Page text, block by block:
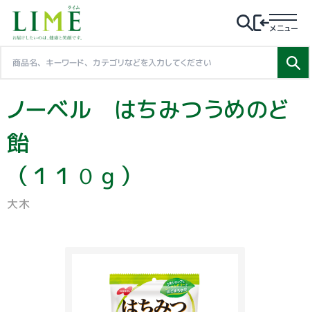
メニュー
ノーベル はちみつうめのど
飴
（１１０ｇ）
大木